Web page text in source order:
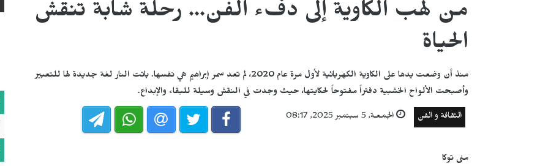
من لهب الكاوية إلى دفء الفن... رحلة شابة تنقش
الحياة
منذ أن وضعت يدها على الكاوية الكهربائية لأول مرة عام 2020، لم تعد سمر إبراهيم هي نفسها. باتت النار لغة جديدة لها للتعبير
وأصبحت الألواح الخشبية دفتراً مفتوحاً لحكايتها، حيث وجدت في النقش وسيلة للبقاء والإبداع.
الثقافة و الفن الجمعـة, 5 سبتمبر 2025, 08:17
منى توكا